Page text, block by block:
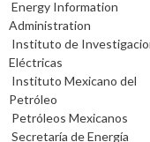
Energy Information
Administration
Instituto de
Eléctricas
Instituto Mexicano del
Petróleo
Petróleos Mexicanos
Secretaría de Energía